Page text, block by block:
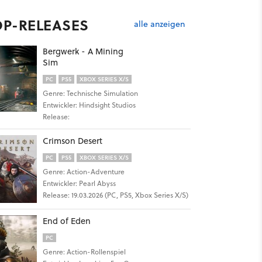
RELEASES alle anzeigen
Bergwerk - A Mining
Sim
PC PS5 XBOX SERIES X/S
Genre: Technische Simulation
Entwickler: Hindsight Studios
Release:
Crimson Desert
PC PS5 XBOX SERIES X/S
Genre: Action-Adventure
Entwickler: Pearl Abyss
Release: 19.03.2026 (PC, PS5, Xbox Series X/S)
End of Eden
PC
Genre: Action-Rollenspiel